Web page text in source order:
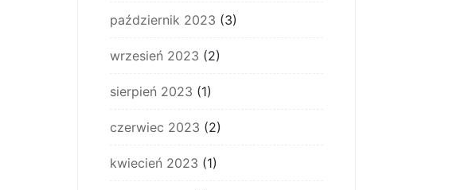
październik 2023 (3)
wrzesień 2023 (2)
sierpień 2023 (1)
czerwiec 2023 (2)
kwiecień 2023 (1)